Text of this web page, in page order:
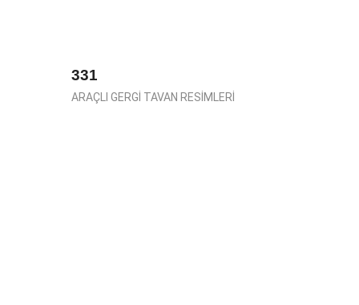
331
ARAÇLI GERGİ TAVAN RESİMLERİ